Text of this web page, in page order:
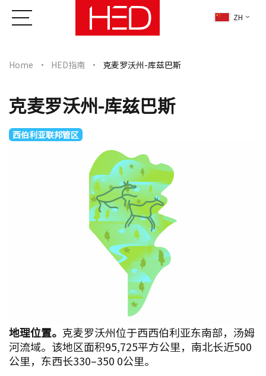
ZH
Home HED指南 克麦罗沃州-库兹巴斯
克麦罗沃州-库兹巴斯
西伯利亚联邦管区
地理位置。 克麦罗沃州位于西西伯利亚东南部，汤姆
河流域。该地区面积95,725平方公里，南北长近500
公里，东西长330–350 0公里。